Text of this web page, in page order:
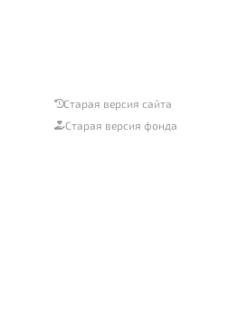
Старая версия сайта
Старая версия фонда